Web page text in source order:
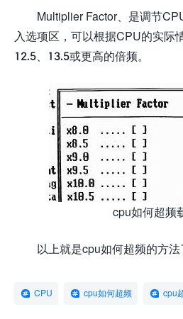
Multiplier Factor、是调节
入选项区，可以根据CPU的实际
12.5、13.5或更高的倍频。
cpu如何超频
以上就是cpu如何超频的方法
CPU cpu如何超频 cpu